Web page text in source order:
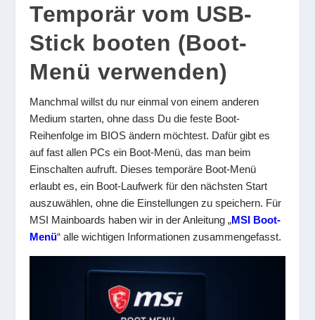
Temporär vom USB-
Stick booten (Boot-
Menü verwenden)
Manchmal willst du nur einmal von einem anderen
Medium starten, ohne dass Du die feste Boot-
Reihenfolge im BIOS ändern möchtest. Dafür gibt es
auf fast allen PCs ein Boot-Menü, das man beim
Einschalten aufruft. Dieses temporäre Boot-Menü
erlaubt es, ein Boot-Laufwerk für den nächsten Start
auszuwählen, ohne die Einstellungen zu speichern. Für
MSI Mainboards haben wir in der Anleitung „MSI Boot-
Menü“ alle wichtigen Informationen zusammengefasst.